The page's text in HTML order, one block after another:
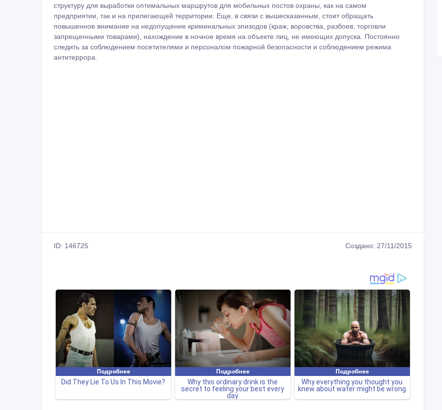
структуру для выработки оптимальных маршрутов для мобильных постов охраны, как на самом
предприятии, так и на прилегающей территории. Еще, в связи с вышесказанным, стоит обращать
повышенное внимание на недопущение криминальных эпизодов (краж, воровства, разбоев, торговли
запрещенными товарами), нахождение в ночное время на объекте лиц, не имеющих допуска. Постоянно
следить за соблюдением посетителями и персоналом пожарной безопасности и соблюдением режима
антитеррора.
ID: 146725 Создано: 27/11/2015